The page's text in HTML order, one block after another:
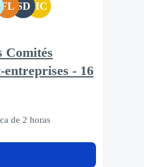
FL SD HC
Comités
- 16
de 2 horas